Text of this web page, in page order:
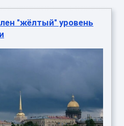
"жёлтый" уровень